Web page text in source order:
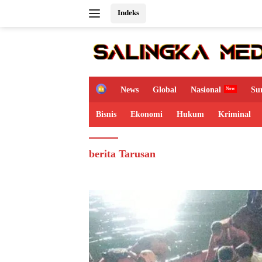
Indeks
H
m
e
News Global Nasional
Bisnis Ekonomi Hukum Kriminal
berita Tarusan